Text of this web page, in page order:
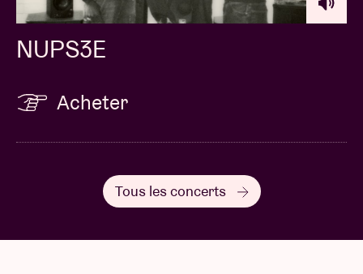
NUPS3E
Acheter
Tous les concerts